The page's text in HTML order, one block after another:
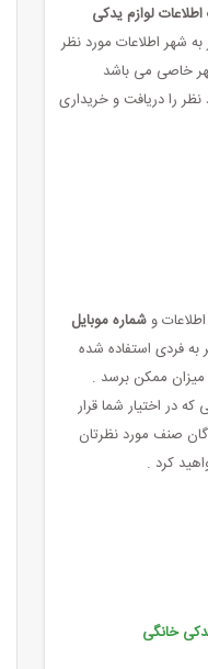
لوازم یدکی
شهر اطلاعات مورد نظر
خاصی می باشد
را دریافت و خریداری
و شماره موبایل
فردی استفاده شده
ممکن برسد .
در اختیار شما قرار
صنف مورد نظرتان
کرد .
خانگی